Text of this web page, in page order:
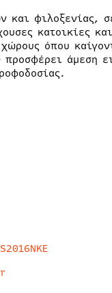
και φιλοξενίας,
κατοικίες
όπου
άμεση